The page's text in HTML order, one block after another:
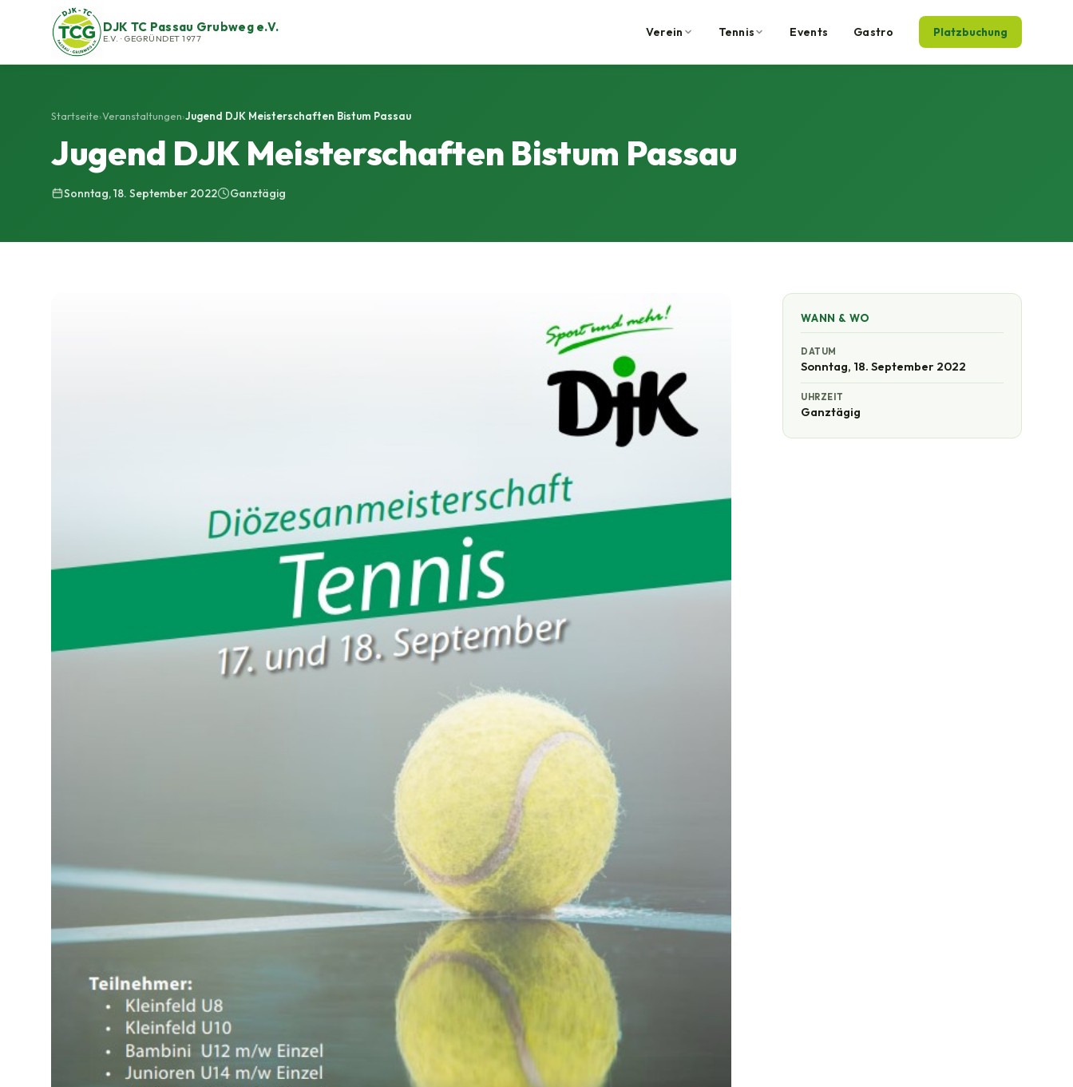
DJK TC Passau Grubweg e.V.
E.V. · GEGRÜNDET 1977 Verein Tennis Events Gastro Platzbuchung
Startseite›Veranstaltungen›Jugend DJK Meisterschaften Bistum Passau
Jugend DJK Meisterschaften Bistum Passau
Sonntag, 18. September 2022 Ganztägig
WANN & WO
DATUM
Sonntag, 18. September 2022
UHRZEIT
Ganztägig